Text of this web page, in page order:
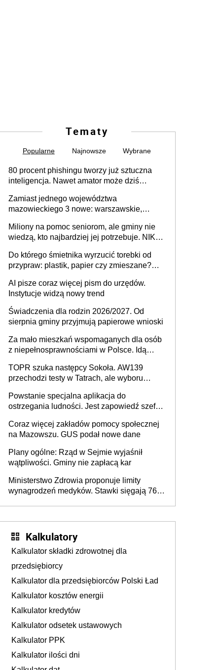
Tematy
Popularne Najnowsze Wybrane
80 procent phishingu tworzy już sztuczna
inteligencja. Nawet amator może dziś
Zamiast jednego województwa
mazowieckiego 3 nowe: warszawskie,
Europie nie ma tak dużych jednostek
stołecznych
Miliony na pomoc seniorom, ale gminy nie
wiedzą, kto najbardziej jej potrzebuje. NIK
Do którego śmietnika wyrzucić torebki od
przypraw: plastik, papier czy zmieszane?
AI pisze coraz więcej pism do urzędów.
Instytucje widzą nowy trend
Świadczenia dla rodzin 2026/2027. Od
sierpnia gminy przyjmują papierowe wnioski
Za mało mieszkań wspomaganych dla osób
z niepełnosprawnościami w Polsce. Idą
TOPR szuka następcy Sokoła. AW139
przechodzi testy w Tatrach, ale wyboru
Powstanie specjalna aplikacja do
ostrzegania ludności. Jest zapowiedź szefa
Coraz więcej zakładów pomocy społecznej
na Mazowszu. GUS podał nowe dane
Plany ogólne: Rząd w Sejmie wyjaśnił
wątpliwości. Gminy nie zapłacą kar
Ministerstwo Zdrowia proponuje limity
wynagrodzeń medyków. Stawki sięgają 76,8
Kalkulatory
Kalkulator składki zdrowotnej dla
przedsiębiorcy
Kalkulator dla przedsiębiorców Polski Ład
Kalkulator kosztów energii
Kalkulator kredytów
Kalkulator odsetek ustawowych
Kalkulator PPK
Kalkulator ilości dni